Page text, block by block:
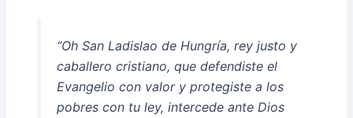
“Oh San Ladislao de Hungría, rey justo y
caballero cristiano, que defendiste el
Evangelio con valor y protegiste a los
pobres con tu ley, intercede ante Dios